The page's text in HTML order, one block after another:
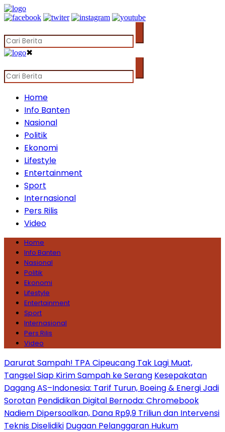
✖
Home
Info Banten
Nasional
Politik
Ekonomi
Lifestyle
Entertainment
Sport
Internasional
Pers Rilis
Video
Home
Info Banten
Nasional
Politik
Ekonomi
Lifestyle
Entertainment
Sport
Internasional
Pers Rilis
Video
Darurat Sampah! TPA Cipeucang Tak Lagi Muat,
Tangsel Siap Kirim Sampah ke Serang Kesepakatan
Dagang AS–Indonesia: Tarif Turun, Boeing & Energi Jadi
Sorotan Pendidikan Digital Bernoda: Chromebook
Nadiem Dipersoalkan, Dana Rp9,9 Triliun dan Intervensi
Teknis Diselidiki Dugaan Pelanggaran Hukum